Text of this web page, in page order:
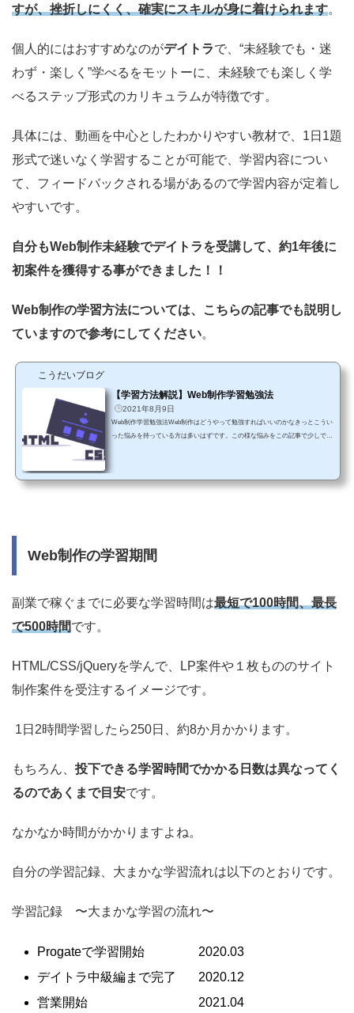
すが、挫折しにくく、確実にスキルが身に着けられます。
個人的にはおすすめなのがデイトラで、 “未経験でも・迷
わず・楽しく”学べるをモットーに、未経験でも楽しく学
べるステップ形式のカリキュラムが特徴です。
具体には、動画を中心としたわかりやすい教材で、1日1題
形式で迷いなく学習することが可能で、 学習内容につい
て、フィードバックされる場があるので学習内容が定着し
やすいです。
自分もWeb制作未経験でデイトラを受講して、約1年後に
初案件を獲得する事ができました！！
Web制作の学習方法については、こちらの記事でも説明し
ていますので参考にしてください。
こうだいブログ
【学習方法解説】Web制作学習勉強法
2021年8月9日
Web制作学習勉強法Web制作はどうやって勉強すればいいのかなきっとこうい
った悩みを持っている方は多いはずです。この様な悩みをこの記事で少しでも
それぞれ記載していきます。１．Webスクールに通うメリット・・・短い期間
Web制作の学習期間
副業で稼ぐまでに必要な学習時間は最短で100時間、最長
で500時間です。
HTML/CSS/jQueryを学んで、LP案件や１枚もののサイト
制作案件を受注するイメージです。
1日2時間学習したら250日、約8か月かかります。
もちろん、 投下できる学習時間でかかる日数は異なってく
るのであくまで目安です。
なかなか時間がかかりますよね。
自分の学習記録、大まかな学習流れは以下のとおりです。
学習記録 〜大まかな学習の流れ〜
Progateで学習開始 2020.03
デイトラ中級編まで完了 2020.12
営業開始 2021.04